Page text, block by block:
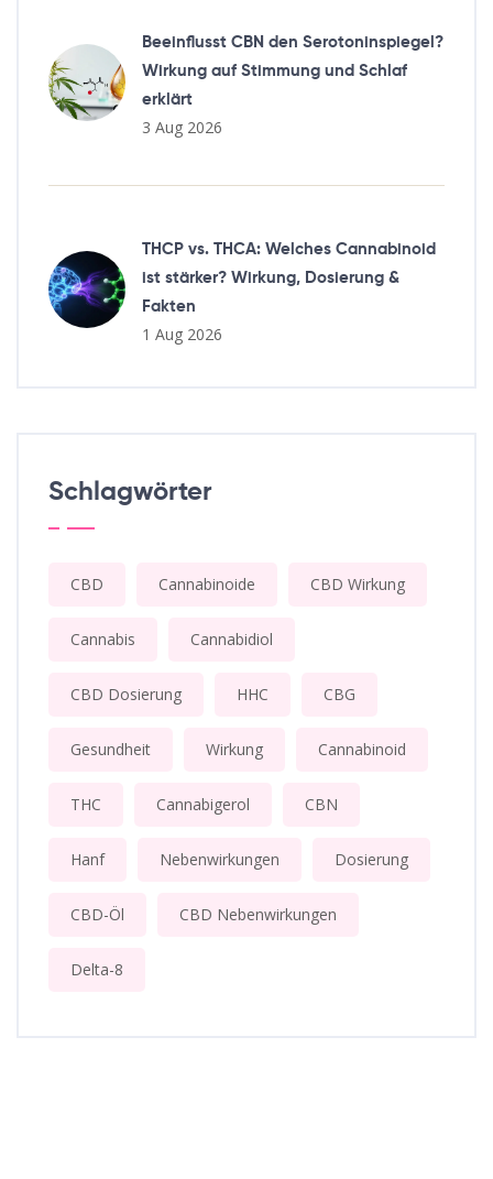
Beeinflusst CBN den Serotoninspiegel?
Wirkung auf Stimmung und Schlaf
erklärt
3 Aug 2026
THCP vs. THCA: Welches Cannabinoid
ist stärker? Wirkung, Dosierung &
Fakten
1 Aug 2026
Schlagwörter
CBD Cannabinoide CBD Wirkung
Cannabis Cannabidiol
CBD Dosierung HHC CBG
Gesundheit Wirkung Cannabinoid
THC Cannabigerol CBN
Hanf Nebenwirkungen Dosierung
CBD-Öl CBD Nebenwirkungen
Delta-8